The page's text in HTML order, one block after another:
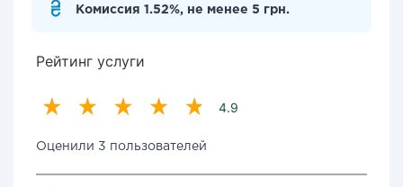
Комиссия 1.52%, не менее 5 грн.
Рейтинг услуги
4.9
Оценили 3 пользователей